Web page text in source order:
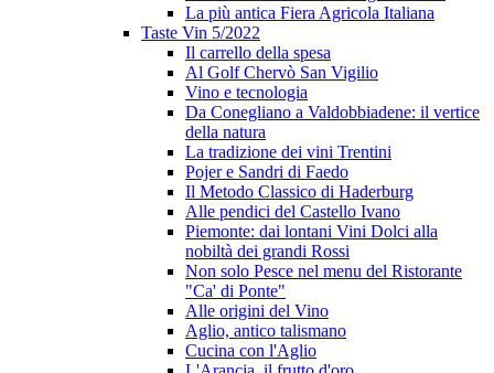
La più antica Fiera Agricola Italiana
Taste Vin 5/2022
Il carrello della spesa
Al Golf Chervò San Vigilio
Vino e tecnologia
Da Conegliano a Valdobbiadene: il vertice
della natura
La tradizione dei vini Trentini
Pojer e Sandri di Faedo
Il Metodo Classico di Haderburg
Alle pendici del Castello Ivano
Piemonte: dai lontani Vini Dolci alla
nobiltà dei grandi Rossi
Non solo Pesce nel menu del Ristorante
"Ca' di Ponte"
Alle origini del Vino
Aglio, antico talismano
Cucina con l'Aglio